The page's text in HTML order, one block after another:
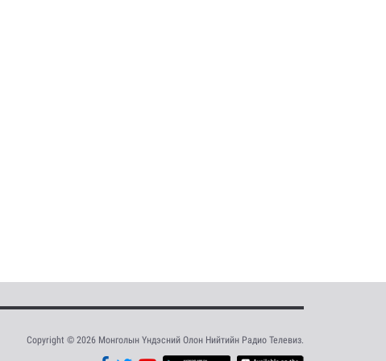
Copyright © 2026 Монголын Үндэсний Олон Нийтийн Радио Телевиз.